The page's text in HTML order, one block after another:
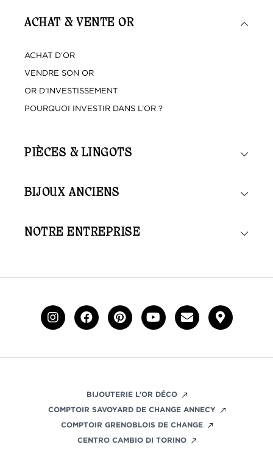
ACHAT & VENTE OR
ACHAT D’OR
VENDRE SON OR
OR D’INVESTISSEMENT
POURQUOI INVESTIR DANS L’OR ?
PIÈCES & LINGOTS
BIJOUX ANCIENS
NOTRE ENTREPRISE
BIJOUTERIE L'OR DÉCO
COMPTOIR SAVOYARD DE CHANGE ANNECY
COMPTOIR GRENOBLOIS DE CHANGE
CENTRO CAMBIO DI TORINO